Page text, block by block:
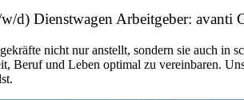
d) Dienstwagen Arbeitgeber: avanti
nicht nur anstellt, sondern sie auch
Beruf und Leben optimal zu vereinbaren.